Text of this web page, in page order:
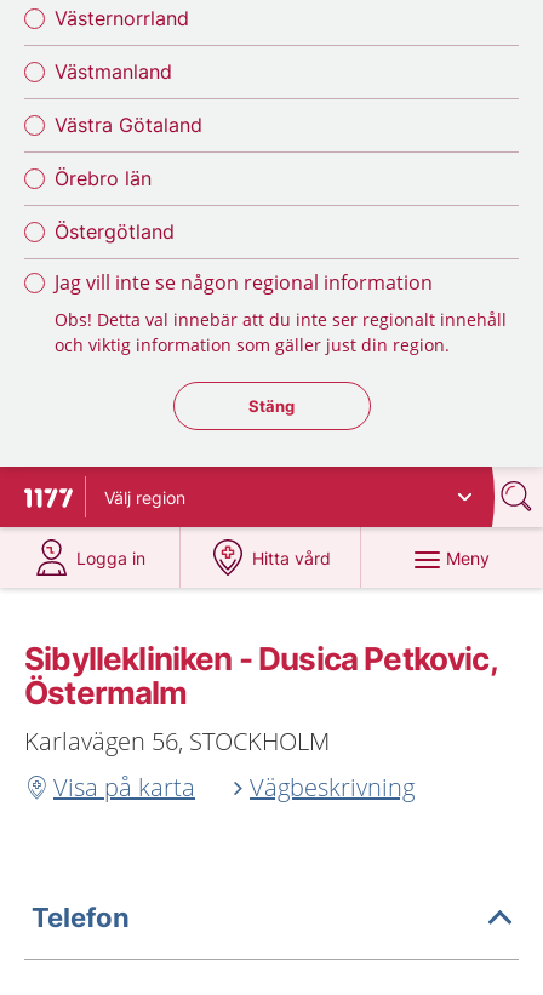
Västernorrland
Västmanland
Västra Götaland
Örebro län
Östergötland
Jag vill inte se någon regional information
Obs! Detta val innebär att du inte ser regionalt innehåll
och viktig information som gäller just din region.
Stäng regionsväljaren
Stäng
Till startsidan för 1177
Välj region
Logga in
på 1177.se
Hitta vård
på 1177.se
Meny
Sibyllekliniken - Dusica Petkovic,
Östermalm
Karlavägen 56, STOCKHOLM
Visa på karta
Vägbeskrivning
Telefon